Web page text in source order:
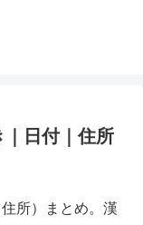
日付｜住所
所）まとめ。漢